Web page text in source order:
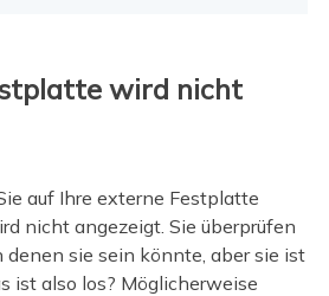
wird nicht
auf Ihre externe Festplatte
nicht angezeigt. Sie überprüfen
denen sie sein könnte, aber sie ist
ist also los? Möglicherweise